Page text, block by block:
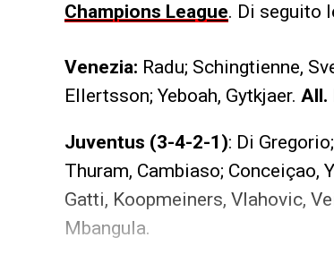
Champions League. Di seguito
Venezia: Radu; Schingtienne,
Ellertsson; Yeboah, Gytkjaer. All.
Juventus (3-4-2-1): Di
Thuram, Cambiaso; Conceiçao,
Gatti, Koopmeiners, Vlahovic,
Mbangula.